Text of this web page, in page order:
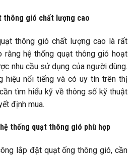
thông gió chất lượng cao
thông gió chất lượng cao là rất
rằng hệ thống quạt thông gió hoạt
nhu cầu sử dụng của người dùng.
hiệu nổi tiếng và có uy tín trên thị
tìm hiểu kỹ về thông số kỹ thuật
định mua.
thống quạt thông gió phù hợp
lắp đặt quạt ống thông gió, cần